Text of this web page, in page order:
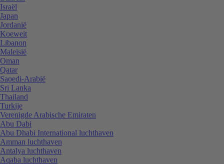
Israël
Japan
Jordanië
Koeweit
Libanon
Maleisië
Oman
Qatar
Saoedi-Arabië
Sri Lanka
Thailand
Turkije
Verenigde Arabische Emiraten
Abu Dabi
Abu Dhabi International luchthaven
Amman luchthaven
Antalya luchthaven
Aqaba luchthaven